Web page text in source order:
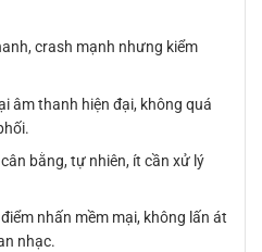
crash mạnh nhưng kiểm
âm thanh hiện đại, không quá
bằng, tự nhiên, ít cần xử lý
nhấn mềm mại, không lấn át
nhạc.